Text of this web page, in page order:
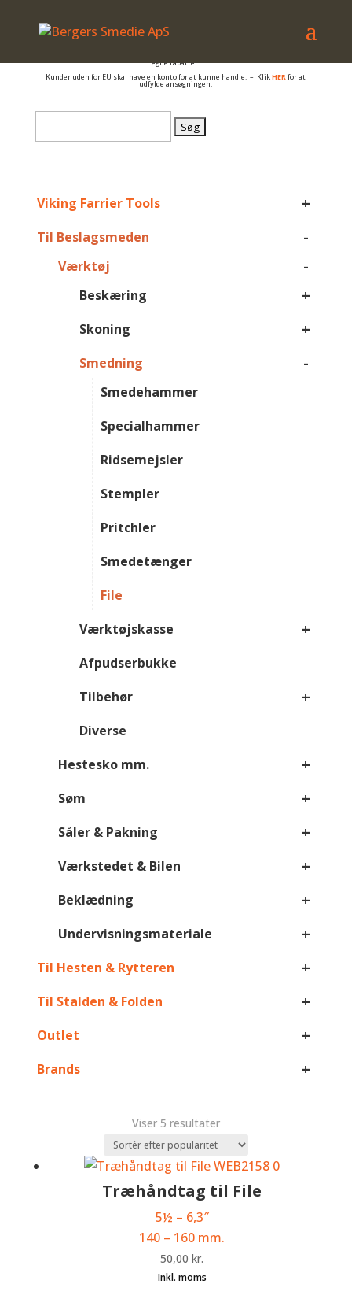
– også salg til PRIVATE
egne rabatter.
Kunder uden for EU skal have en konto for at kunne handle. – KlikHERfor at
udfylde ansøgningen.
efter:
Viking Farrier Tools +
Til Beslagsmeden -
Værktøj -
Beskæring +
Skoning +
Smedning -
Smedehammer
Specialhammer
Ridsemejsler
Stempler
Pritchler
Smedetænger
File
Værktøjskasse
+
Afpudserbukke
Tilbehør
+
Diverse
Hestesko mm.
+
Søm +
Såler & Pakning +
Værkstedet & Bilen +
Beklædning +
Undervisningsmateriale +
Til Hesten & Rytteren +
Til Stalden & Folden +
Outlet +
Brands +
Viser 5 resultaterSorteret
efter
popularitet
Træhåndtag til File
5½ – 6,3″
140 – 160 mm.
50,00kr.